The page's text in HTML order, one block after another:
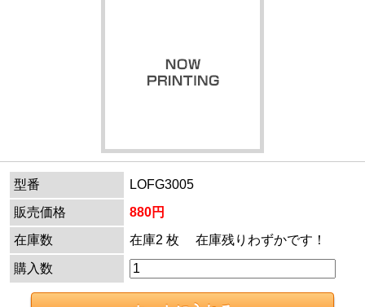
型番
LOFG3005
販売価格
880円
在庫数
在庫2 枚 在庫残りわずかです！
購入数